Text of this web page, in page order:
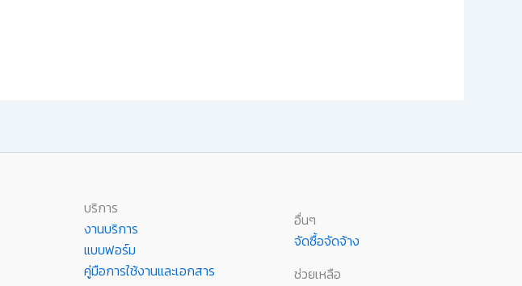
บริการ
งานบริการ
แบบฟอร์ม
คู่มือการใช้งานและเอกสาร
อื่นๆ
จัดซื้อจัดจ้าง
ช่วยเหลือ